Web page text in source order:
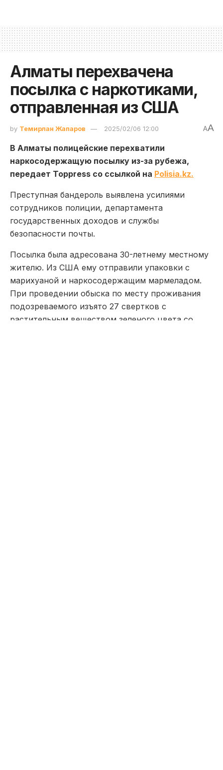
Алматы перехвачена
посылка с наркотиками,
отправленная из США
by Темирлан Жапаров 2025/02/06 12:00 AA
В Алматы полицейские перехватили
наркосодержащую посылку из-за рубежа,
передает Toppress со ссылкой на Polisia.kz.
Преступная бандероль выявлена усилиями
сотрудников полиции, департамента
государственных доходов и службы
безопасности почты.
Посылка была адресована 30-летнему местному
жителю. Из США ему отправили упаковки с
марихуаной и наркосодержащим мармеладом.
При проведении обыска по месту проживания
подозреваемого изъято 27 свертков с
растительным веществом зеленого цвета со